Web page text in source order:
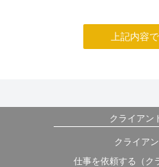
上記内容
クライアン
クライア
仕事を依頼する（ク